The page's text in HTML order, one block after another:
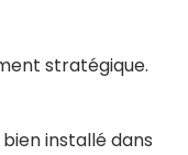
stratégique.
installé dans